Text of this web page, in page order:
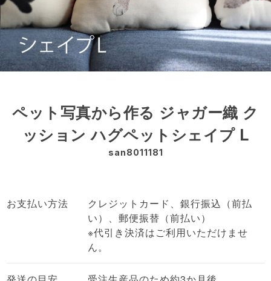
ペット写真から作る ジャガー織 ク
ッション ハグペットシェイプ L
san8011181
お支払い方法
クレジットカード、銀行振込（前払
い）、郵便振替（前払い）
※代引き決済はご利用いただけませ
ん。